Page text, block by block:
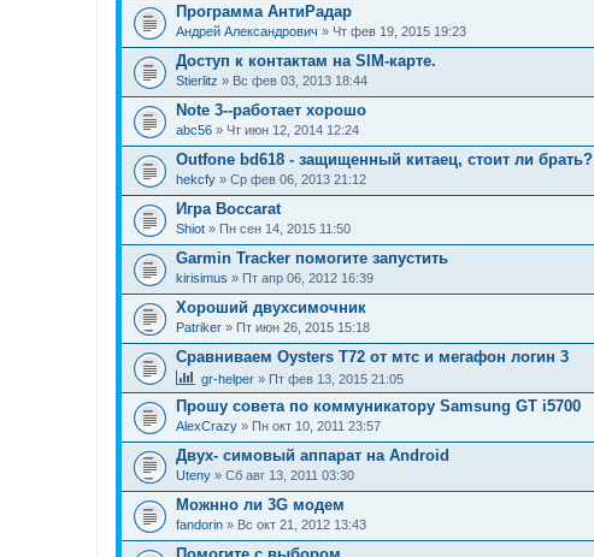
Программа АнтиРадар
Андрей Александрович » Чт фев 19, 2015 19:23
Доступ к контактам на SIM-карте.
Stierlitz » Вс фев 03, 2013 18:44
Note 3--работает хорошо
abc56 » Чт июн 12, 2014 12:24
Outfone bd618 - защищенный китаец, стоит ли брать?
hekcfy » Ср фев 06, 2013 21:12
Игра Boccarat
Shiot » Пн сен 14, 2015 11:50
Garmin Tracker помогите запустить
kirisimus » Пт апр 06, 2012 16:39
Хороший двухсимочник
Patriker » Пт июн 26, 2015 15:18
Сравниваем Oysters T72 от мтс и мегафон логин 3
gr-helper » Пт фев 13, 2015 21:05
Прошу совета по коммуникатору Samsung GT i5700
AlexCrazy » Пн окт 10, 2011 23:57
Двух- симовый аппарат на Android
Uteny » Сб авг 13, 2011 03:30
Можнно ли 3G модем
fandorin » Вс окт 21, 2012 13:43
Помогите с выбором